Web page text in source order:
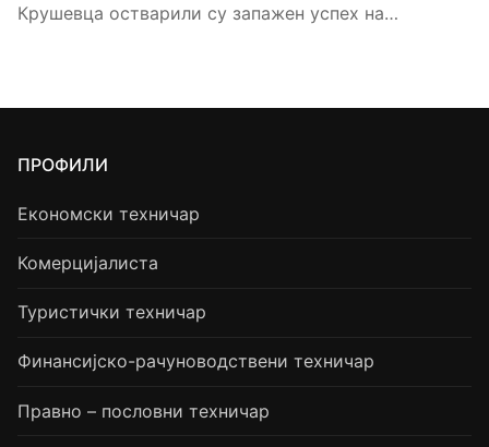
Крушевца остварили су запажен успех на…
ПРОФИЛИ
Економски техничар
Комерцијалиста
Туристички техничар
Финансијско-рачуноводствени техничар
Правно – пословни техничар